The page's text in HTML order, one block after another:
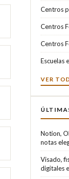
Centros
Centros
Centros
Escuelas
VER
Notion,
notas
Visado,
digitales